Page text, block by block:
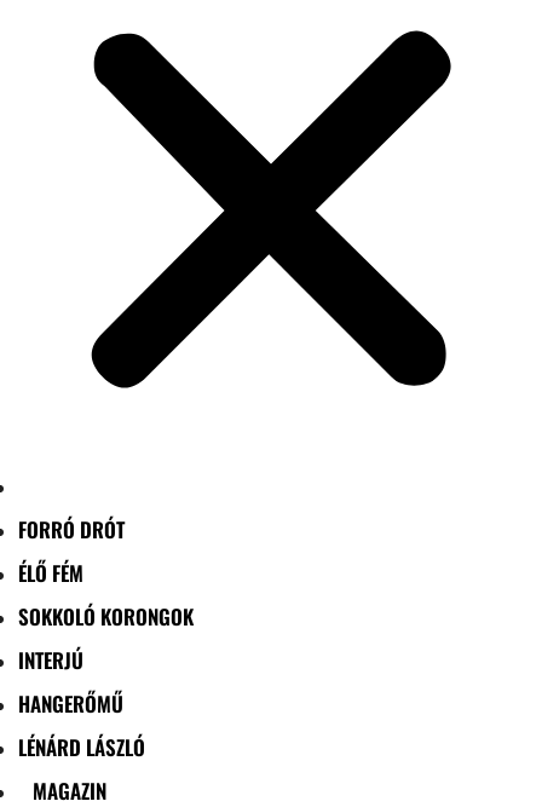
FORRÓ DRÓT
ÉLŐ FÉM
SOKKOLÓ KORONGOK
INTERJÚ
HANGERŐMŰ
LÉNÁRD LÁSZLÓ
MAGAZIN